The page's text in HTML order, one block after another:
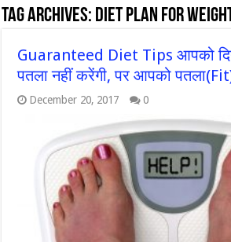
Tag Archives: Diet Plan for
Guaranteed Diet Tips आपको
पतला नहीं करेंगी, पर आपको
December 20, 2017 0